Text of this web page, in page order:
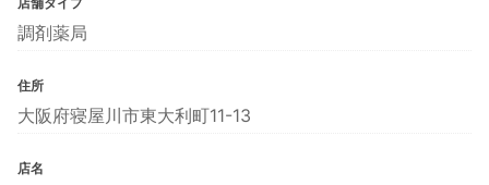
調剤薬局
住所
大阪府寝屋川市東大利町11-13
店名